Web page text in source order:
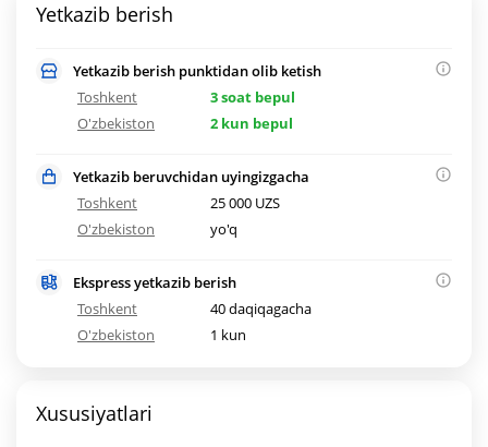
Yetkazib berish
Yetkazib berish punktidan olib ketish
Toshkent
3 soat bepul
O'zbekiston
2 kun bepul
Yetkazib beruvchidan uyingizgacha
Toshkent
25 000 UZS
O'zbekiston
yo'q
Ekspress yetkazib berish
Toshkent
40 daqiqagacha
O'zbekiston
1 kun
Xususiyatlari